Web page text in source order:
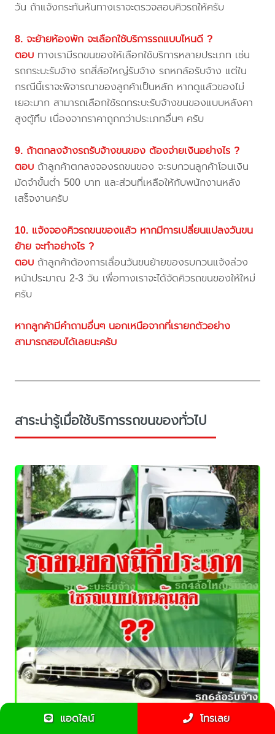
วัน ถ้าแจ้งกระทันหันทางเราจะตรวจสอบคิวรถให้ครับ
8. จะย้ายห้องพัก จะเลือกใช้บริการรถแบบไหนดี ?
ตอบ ทางเรามีรถขนของให้เลือกใช้บริการหลายประเภท เช่น
รถกระบะรับจ้าง รถสี่ล้อใหญ่รับจ้าง รถหกล้อรับจ้าง แต่ใน
กรณีนี้เราจะพิจารณาของลูกค้าเป็นหลัก หากดูแล้วของไม่
เยอะมาก สามารถเลือกใช้รถกระบะรับจ้างขนของแบบหลังคา
สูงตู้ทึบ เนื่องจากราคาถูกกว่าประเภทอื่นๆ ครับ
9. ถ้าตกลงจ้างรถรับจ้างขนของ ต้องจ่ายเงินอย่างไร ?
ตอบ ถ้าลูกค้าตกลงจองรถขนของ จะรบกวนลูกค้าโอนเงิน
มัดจำขั้นต่ำ 500 บาท และส่วนที่เหลือให้กับพนักงานหลัง
เสร็จงานครับ
10. แจ้งจองคิวรถขนของแล้ว หากมีการเปลี่ยนแปลงวันขน
ย้าย จะทำอย่างไร ?
ตอบ ถ้าลูกค้าต้องการเลื่อนวันขนย้ายของรบกวนแจ้งล่วง
หน้าประมาณ 2-3 วัน เพื่อทางเราจะได้จัดคิวรถขนของให้ใหม่
ครับ
หากลูกค้ามีคำถามอื่นๆ นอกเหนือจากที่เรายกตัวอย่าง
สามารถสอบได้เลยนะครับ
สาระน่ารู้เมื่อใช้บริการรถขนของทั่วไป
แอดไลน์ โทรเลย